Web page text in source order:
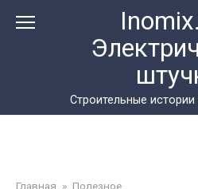
Cтроительные
Главная » Полезное